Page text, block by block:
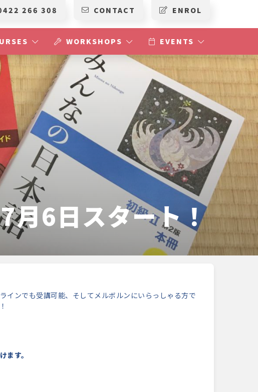
WORKSHOPS EVENTS
266 308 CONTACT ENROL
月6日スタート！
インでも受講可能、そしてメルボルンにいらっしゃる方で
ます。